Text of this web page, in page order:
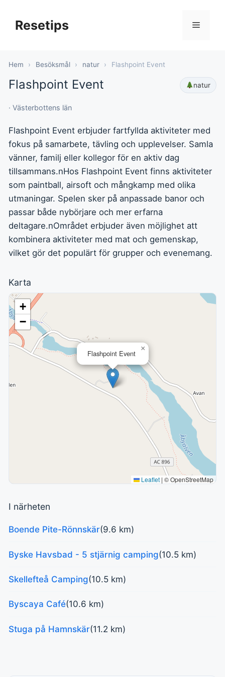
innehållResetips Meny
Hem › Besöksmål › natur › Flashpoint Event
Flashpoint Event natur
· Västerbottens län
Flashpoint Event erbjuder fartfyllda aktiviteter med
fokus på samarbete, tävling och upplevelser. Samla
vänner, familj eller kollegor för en aktiv dag
tillsammans.nHos Flashpoint Event finns aktiviteter
som paintball, airsoft och mångkamp med olika
utmaningar. Spelen sker på anpassade banor och
passar både nybörjare och mer erfarna
deltagare.nOmrådet erbjuder även möjlighet att
kombinera aktiviteter med mat och gemenskap,
vilket gör det populärt för grupper och evenemang.
Karta
Flashpoint Event
×
+
−
Leaflet | © OpenStreetMap
I närheten
Boende Pite-Rönnskär(9.6 km)
Byske Havsbad - 5 stjärnig camping(10.5 km)
Skellefteå Camping(10.5 km)
Byscaya Café(10.6 km)
Stuga på Hamnskär(11.2 km)